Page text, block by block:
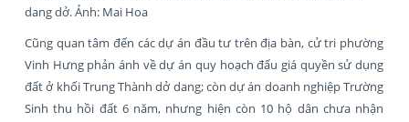
dang dở. Ảnh: Mai Hoa
Cũng quan tâm đến các dự án đầu tư trên địa bàn, cử tri phường
Vinh Hưng phản ánh về dự án quy hoạch đấu giá quyền sử dụng
đất ở khối Trung Thành dở dang; còn dự án doanh nghiệp Trường
Sinh thu hồi đất 6 năm, nhưng hiện còn 10 hộ dân chưa nhận